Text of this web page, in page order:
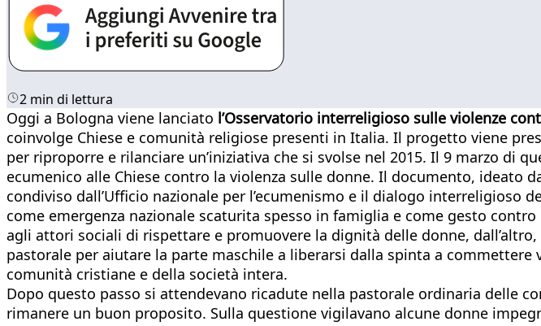
2 min di lettura
Oggi a Bologna viene lanciato l’Osservatorio interreligioso sulle violenze
coinvolge Chiese e comunità religiose presenti in Italia. Il progetto viene
per riproporre e rilanciare un’iniziativa che si svolse nel 2015. Il 9 marzo di
ecumenico alle Chiese contro la violenza sulle donne. Il documento, ideato
condiviso dall’Ufficio nazionale per l’ecumenismo e il dialogo interreligioso
come emergenza nazionale scaturita spesso in famiglia e come gesto
agli attori sociali di rispettare e promuovere la dignità delle donne,
pastorale per aiutare la parte maschile a liberarsi dalla spinta a
comunità cristiane e della società intera.
Dopo questo passo si attendevano ricadute nella pastorale ordinaria delle
rimanere un buon proposito. Sulla questione vigilavano alcune donne